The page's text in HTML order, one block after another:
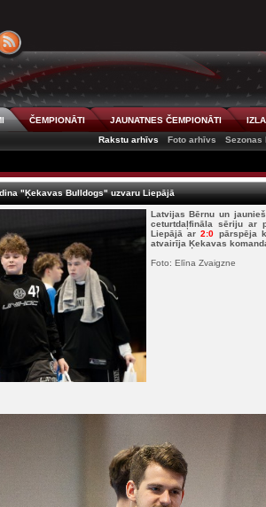
ČEMPIONĀTI JAUNATNES ČEMPIONĀTI
Rakstu arhīvs
Foto arhīvs Sezonas
"Ķekavas Bulldogs" uzvaru Liepājā
Latvijas Bērnu un
ceturtdaļfināla sēriju ar
Liepājā ar2:0 pārspēja
atvairīja Ķekavas
Foto: Elīna Zvaigzne